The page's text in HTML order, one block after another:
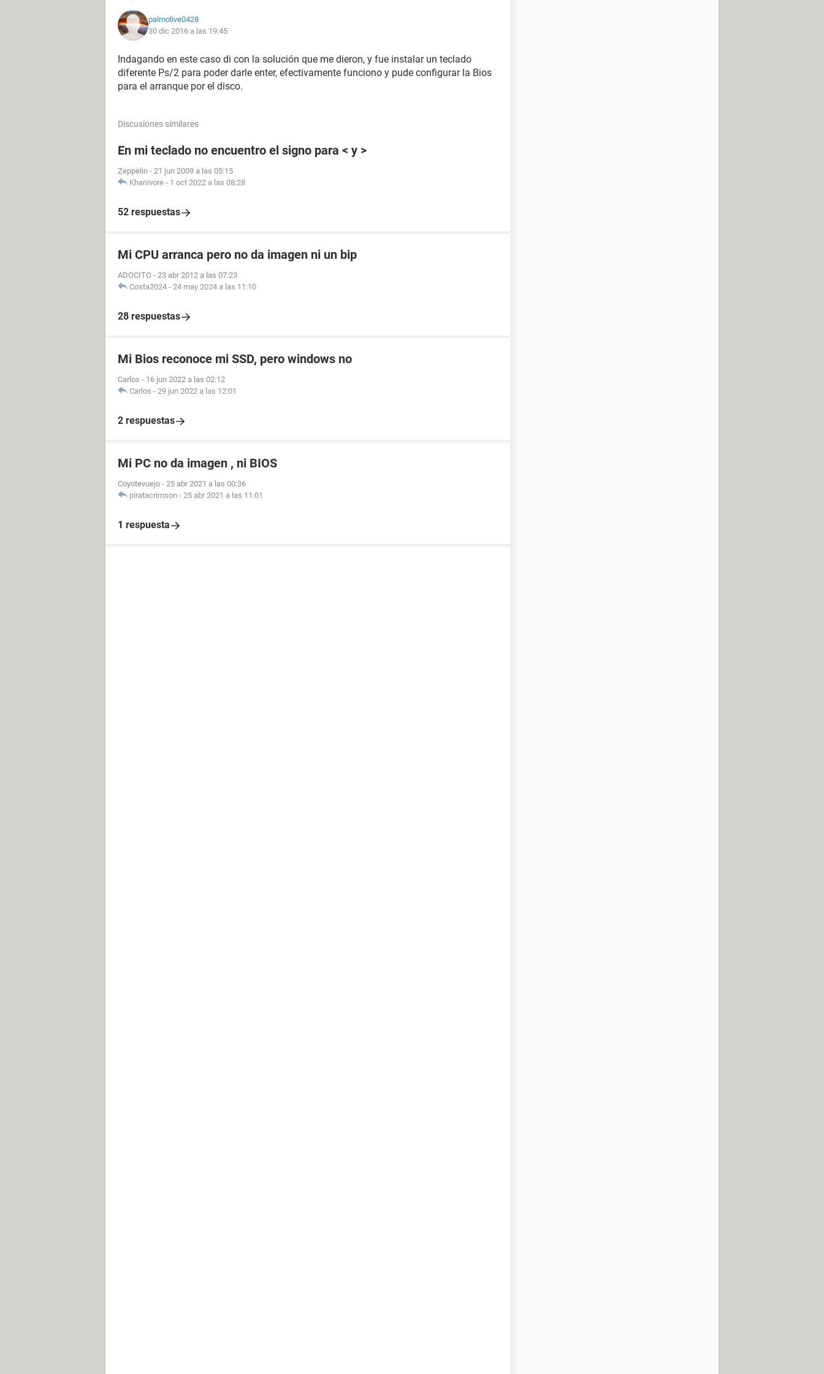
palmolive0428
30 dic 2016 a las 19:45
Indagando en este caso di con la solución que me dieron, y fue instalar un teclado
diferente Ps/2 para poder darle enter, efectivamente funciono y pude configurar la Bios
para el arranque por el disco.
Discusiones similares
En mi teclado no encuentro el signo para < y >
Zeppelin - 21 jun 2009 a las 05:15
Khanivore - 1 oct 2022 a las 08:28
52 respuestas
Mi CPU arranca pero no da imagen ni un bip
ADOCITO - 23 abr 2012 a las 07:23
Costa2024 - 24 may 2024 a las 11:10
28 respuestas
Mi Bios reconoce mi SSD, pero windows no
Carlos - 16 jun 2022 a las 02:12
Carlos - 29 jun 2022 a las 12:01
2 respuestas
Mi PC no da imagen , ni BIOS
Coyotevuejo - 25 abr 2021 a las 00:36
piratacrimson - 25 abr 2021 a las 11:01
1 respuesta